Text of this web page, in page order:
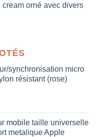
cream orné avec divers
synchronisation micro
résistant (rose)
mobile taille universelle
metalique Apple